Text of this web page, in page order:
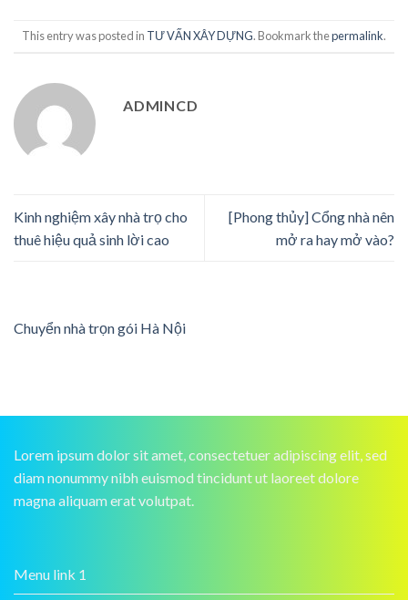
This entry was posted in TƯ VẤN XÂY DỰNG. Bookmark thepermalink.
ADMINCD
Kinh nghiệm xây nhà trọ cho
thuê hiệu quả sinh lời cao
[Phong thủy] Cổng nhà nên
mở ra hay mở vào?
Chuyển nhà trọn gói Hà Nội
Lorem ipsum dolor sit amet, consectetuer adipiscing elit, sed
diam nonummy nibh euismod tincidunt ut laoreet dolore
magna aliquam erat volutpat.
Menu link 1